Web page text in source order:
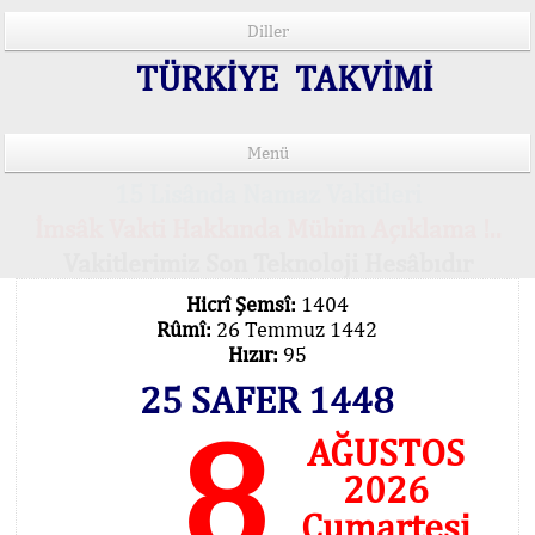
Diller
TÜRKİYE TAKVİMİ
Menü
Hicrî Şemsî: 1404
Rûmî: 26 Temmuz 1442
Hızır: 95
25 SAFER 1448
8
AĞUSTOS
2026
Cumartesi